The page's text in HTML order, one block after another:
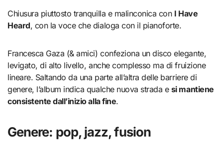
Chiusura piuttosto tranquilla e malinconica con I Have
Heard, con la voce che dialoga con il pianoforte.
Francesca Gaza (& amici) confeziona un disco elegante,
levigato, di alto livello, anche complesso ma di fruizione
lineare. Saltando da una parte all’altra delle barriere di
genere, l’album indica qualche nuova strada e si mantiene
consistente dall’inizio alla fine.
Genere: pop, jazz, fusion